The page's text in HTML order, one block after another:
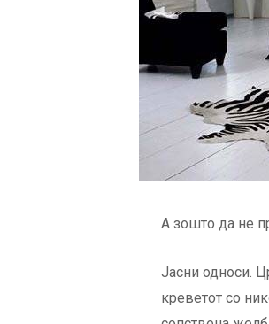
А зошто да не
Јасни односи.
креветот со